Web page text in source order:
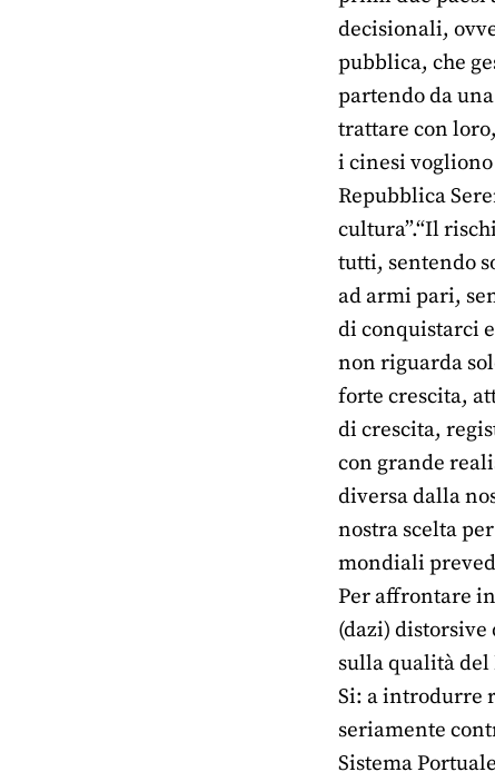
decisionali,
pubblica, che
partendo da
trattare con
i cinesi
Repubblica
cultura”.“Il
tutti, sentendo
ad armi pari,
di conquistarci
non riguarda
forte crescita,
di crescita,
con grande
diversa dalla
nostra scelta
mondiali
Per affrontare
(dazi)
sulla qualità
Si: a introdurre
seriamente
Sistema